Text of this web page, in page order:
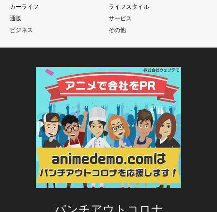
カーライフ
ライフスタイル
通販
サービス
ビジネス
その他